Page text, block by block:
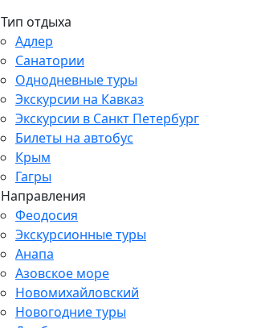
Тип отдыха
Адлер
Санатории
Однодневные туры
Экскурсии на Кавказ
Экскурсии в Санкт Петербург
Билеты на автобус
Крым
Гагры
Направления
Феодосия
Экскурсионные туры
Анапа
Азовское море
Новомихайловский
Новогодние туры